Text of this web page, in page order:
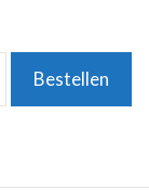
Taalkaarten:
Bestellen